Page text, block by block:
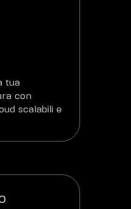
tua
con
scalabili e